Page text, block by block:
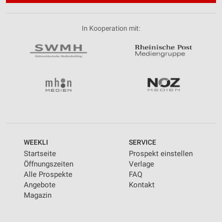
In Kooperation mit:
WEEKLI
Startseite
Öffnungszeiten
Alle Prospekte
Angebote
Magazin
SERVICE
Prospekt einstellen
Verlage
FAQ
Kontakt
Werbung